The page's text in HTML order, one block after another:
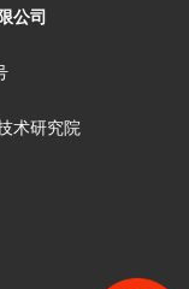
公司
术研究院